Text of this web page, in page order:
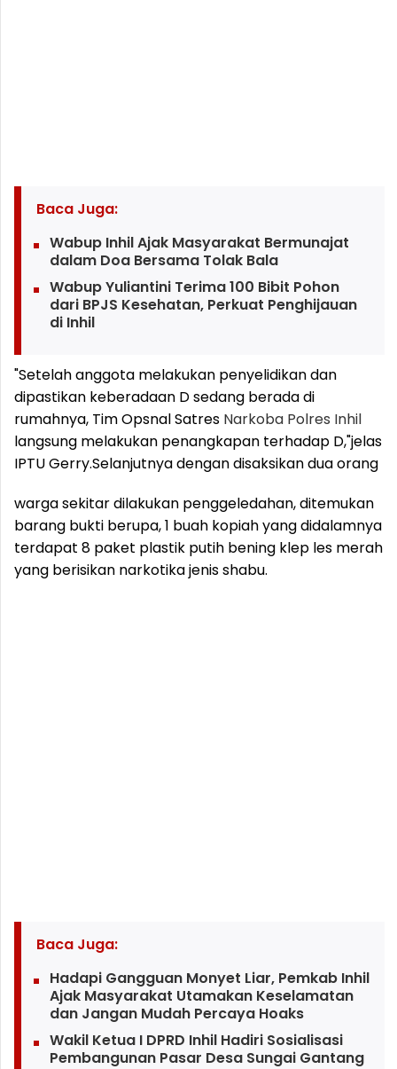
Baca Juga:
Wabup Inhil Ajak Masyarakat Bermunajat
dalam Doa Bersama Tolak Bala
Wabup Yuliantini Terima 100 Bibit Pohon
dari BPJS Kesehatan, Perkuat Penghijauan
di Inhil
"Setelah anggota melakukan penyelidikan dan
dipastikan keberadaan D sedang berada di
rumahnya, Tim Opsnal Satres Narkoba Polres Inhil
langsung melakukan penangkapan terhadap D,"jelas
IPTU Gerry.Selanjutnya dengan disaksikan dua orang
warga sekitar dilakukan penggeledahan, ditemukan
barang bukti berupa, 1 buah kopiah yang didalamnya
terdapat 8 paket plastik putih bening klep les merah
yang berisikan narkotika jenis shabu.
Baca Juga:
Hadapi Gangguan Monyet Liar, Pemkab Inhil
Ajak Masyarakat Utamakan Keselamatan
dan Jangan Mudah Percaya Hoaks
Wakil Ketua I DPRD Inhil Hadiri Sosialisasi
Pembangunan Pasar Desa Sungai Gantang